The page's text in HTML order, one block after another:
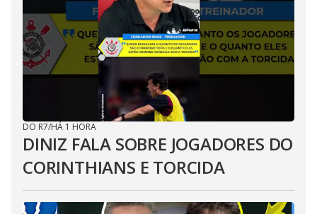
DO R7/HÁ 1 HORA
DINIZ FALA SOBRE JOGADORES DO
CORINTHIANS E TORCIDA